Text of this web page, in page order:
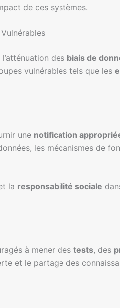
de ces systèmes.
des biais de
vulnérables tels que les
une notification
les mécanismes de
la responsabilité sociale
à mener des tests, des
et le partage des